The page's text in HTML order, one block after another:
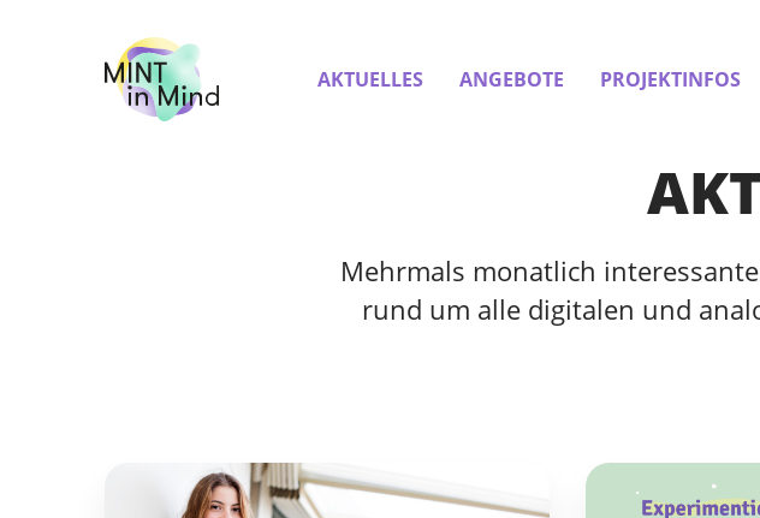
AKTUELLES ANGEBOTE PROJEKTINFOS
Mehrmals monatlich
rund um alle digitalen und